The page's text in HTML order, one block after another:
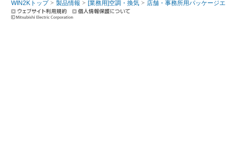
WIN2Kトップ 製品情報 [業務用]空調・換気 店舗・事務所用パッケージ